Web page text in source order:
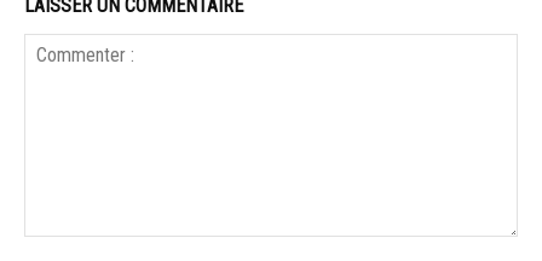
LAISSER UN COMMENTAIRE